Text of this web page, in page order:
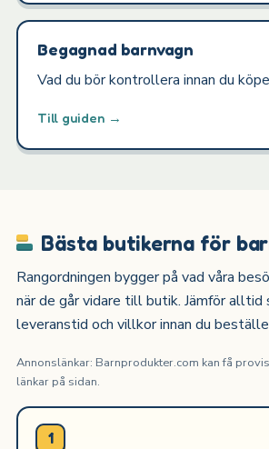
Begagnad barnvagn
Vad du bör kontrollera innan du
Till guiden →
Bästa butikerna för
Rangordningen bygger på vad våra
när de går vidare till butik. Jämför alltid
leveranstid och villkor innan du
Annonslänkar: Barnprodukter.com kan få
länkar på sidan.
1